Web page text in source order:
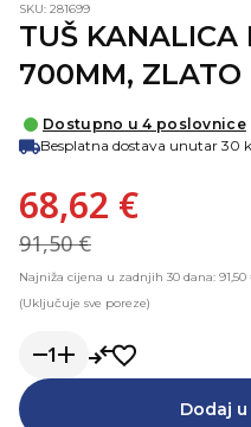
SKU: 281699
TUŠ KANALICA
700MM, ZLATO
Dostupno u 4 poslovnice
Besplatna dostava unutar 30
68,62 €
91,50 €
Najniža cijena u zadnjih 30 dana: 91,50
(Uključuje sve poreze)
1
Dodaj